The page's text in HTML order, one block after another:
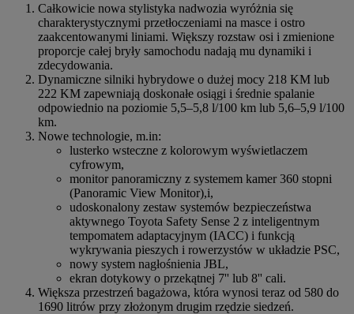
Całkowicie nowa stylistyka nadwozia wyróżnia się
charakterystycznymi przetłoczeniami na masce i ostro
zaakcentowanymi liniami. Większy rozstaw osi i zmienione
proporcje całej bryły samochodu nadają mu dynamiki i
zdecydowania.
Dynamiczne silniki hybrydowe o dużej mocy 218 KM lub
222 KM zapewniają doskonałe osiągi i średnie spalanie
odpowiednio na poziomie 5,5–5,8 l/100 km lub 5,6–5,9 l/100
km.
Nowe technologie, m.in:
lusterko wsteczne z kolorowym wyświetlaczem
cyfrowym,
monitor panoramiczny z systemem kamer 360 stopni
(Panoramic View Monitor),i,
udoskonalony zestaw systemów bezpieczeństwa
aktywnego Toyota Safety Sense 2 z inteligentnym
tempomatem adaptacyjnym (IACC) i funkcją
wykrywania pieszych i rowerzystów w układzie PSC,
nowy system nagłośnienia JBL,
ekran dotykowy o przekątnej 7'' lub 8'' cali.
Większa przestrzeń bagażowa, która wynosi teraz od 580 do
1690 litrów przy złożonym drugim rzędzie siedzeń.